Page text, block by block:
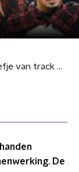
Jennifer Lopez geeft voorproefje van track met Cardi B 'Quiero Dinero'
De